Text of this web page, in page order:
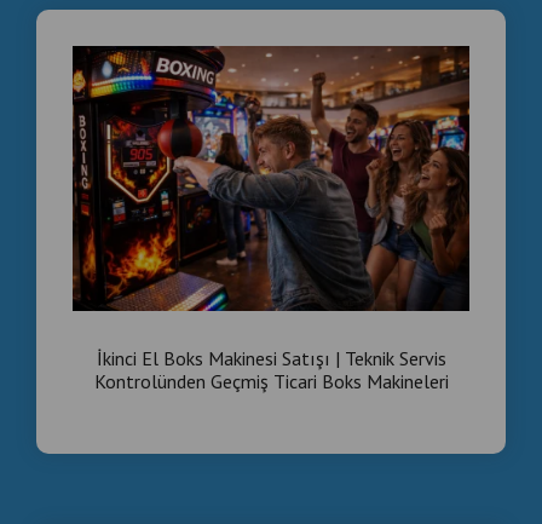
İkinci El Boks Makinesi Satışı | Teknik Servis
Kontrolünden Geçmiş Ticari Boks Makineleri